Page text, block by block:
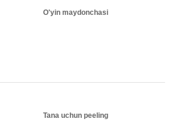
O'yin maydonchasi
Tana uchun peeling